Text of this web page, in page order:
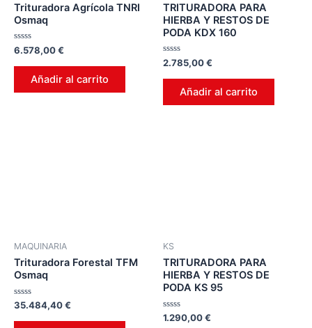
Trituradora Agrícola TNRI
Osmaq
Valorado
en
0
6.578,00€
Añadir al carrito
TRITURADORA PARA
HIERBA Y RESTOS DE
PODA KDX 160
Valorado
en
0
2.785,00€
Añadir al carrito
MAQUINARIA
Trituradora Forestal TFM
Osmaq
Valorado
0
35.484,40€
KS
TRITURADORA PARA
HIERBA Y RESTOS DE
PODA KS 95
Valorado
1.290,00€